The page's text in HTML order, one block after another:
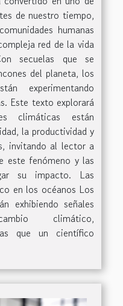
de nuestro tiempo,
humanas
red de la vida
secuelas que se
del planeta, los
experimentando
Este texto explorará
climáticas están
la productividad y
invitando al lector a
este fenómeno y las
su impacto. Las
en los océanos Los
exhibiendo señales
climático,
que un científico